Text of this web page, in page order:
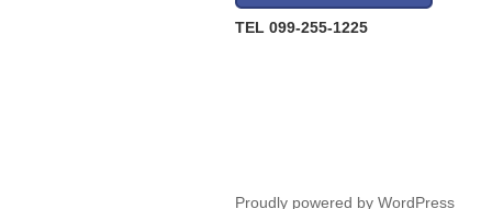
TEL 099-255-1225
Proudly powered by WordPress